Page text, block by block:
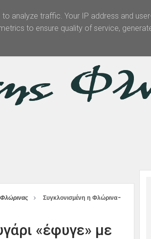
Άρθρα -Απόψεις Πολιτισμός
Συγκλονισμένη η Φλώρινα-
«έφυγε» με
analyze traffic. Your IP address and
to ensure quality of service,